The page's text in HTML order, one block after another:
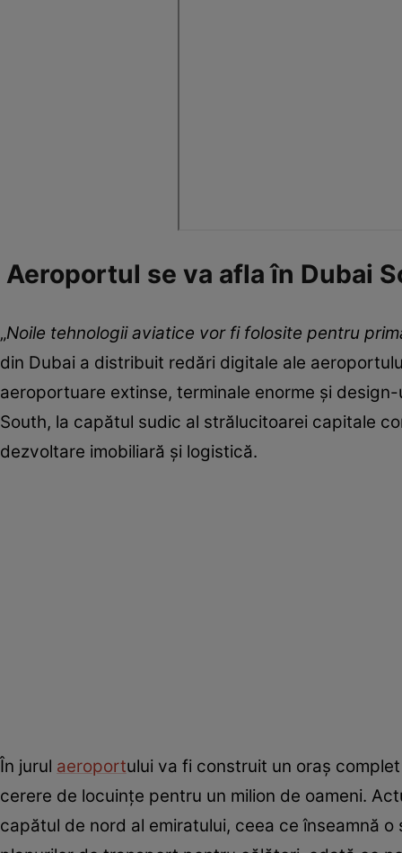
Aeroportul se va afla în Dubai
„Noile tehnologii aviatice vor fi folosite pentru
din Dubai a distribuit redări digitale ale
aeroportuare extinse, terminale enorme şi
South, la capătul sudic al strălucitoarei capitale
dezvoltare imobiliară şi logistică.
În jurul aeroportului va fi construit un oraş
cerere de locuinţe pentru un milion de oameni.
capătul de nord al emiratului, ceea ce înseamnă